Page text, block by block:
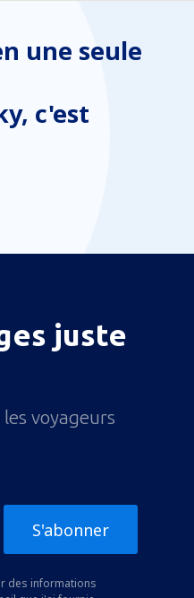
une seule
c'est
juste
voyageurs
S'abonner
des informations